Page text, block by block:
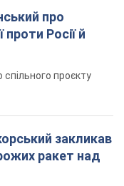
про
проти Росії й
проєкту
закликав
ракет над